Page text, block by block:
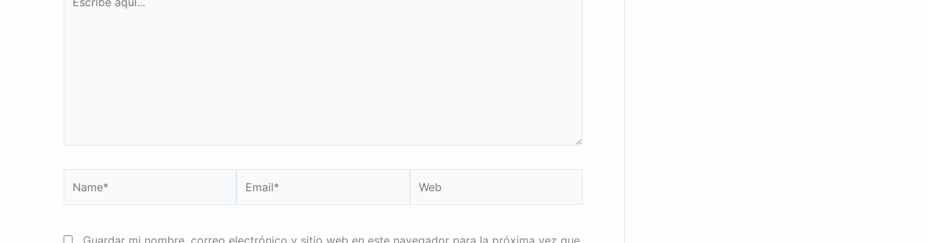
aquí...
Guardar mi nombre, correo electrónico y sitio web en este navegador para la próxima vez que